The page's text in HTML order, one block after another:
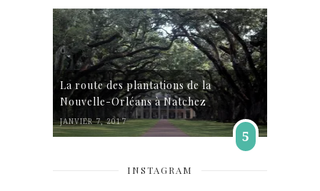
La route des plantations de la
Nouvelle-Orléans à Natchez
JANVIER 7, 2017
5
INSTAGRAM